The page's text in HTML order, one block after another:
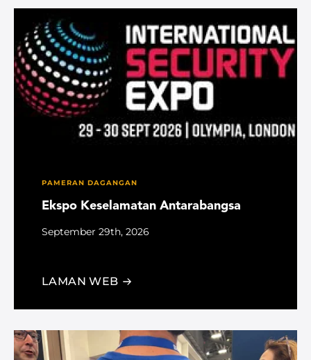
PAMERAN DAGANGAN
Ekspo Keselamatan Antarabangsa
September 29th, 2026
LAMAN WEB